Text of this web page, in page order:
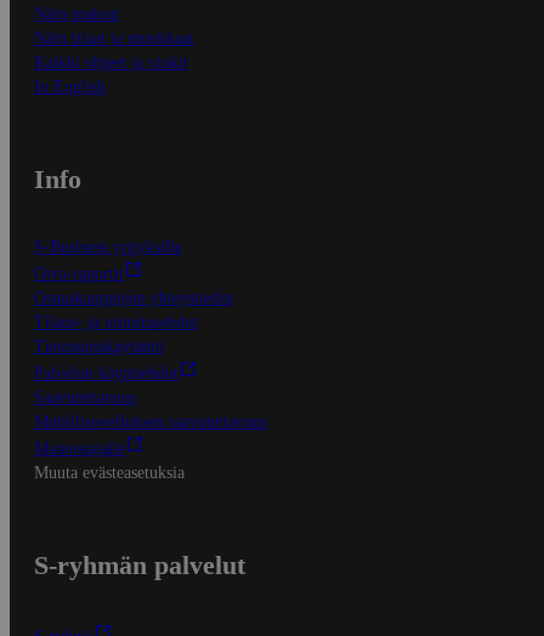
Näin maksat
Näin tilaat ja muokkaat
Kaikki ohjeet ja vinkit
In English
Info
S-Business yrityksille
Oiva-raportit
Osuuskauppojen yhteystiedot
Tilaus- ja toimitusehdot
Tietosuojakäytäntö
Palvelun käyttöehdot
Saavutettavuus
Mobiilisovelluksen saavutettavuus
Mainostajalle
Muuta evästeasetuksia
S-ryhmän palvelut